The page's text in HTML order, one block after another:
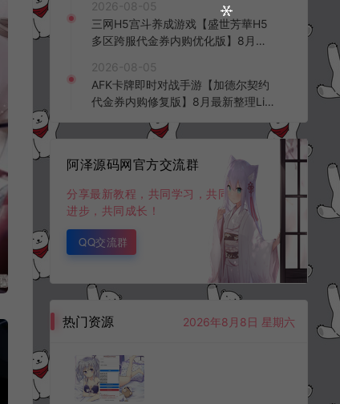
2026-08-05
三网H5宫斗养成游戏【盛世芳華H5
多区跨服代金券内购优化版】8月最
台+全资源安卓+详细搭建教程+视频
教程
2026-08-05
AFK卡牌即时对战手游【加德尔契约
代金券内购修复版】8月最新整理Lin
K授权后台+安卓苹果双端+详细搭建
阿泽源码网官方交流群
分享最新教程，共同学习，共同
进步，共同成长！
QQ交流群
热门资源 2026年8月8日 星期六